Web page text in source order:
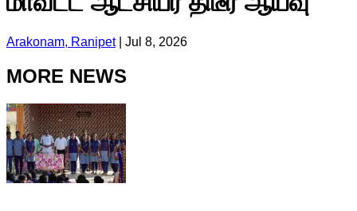
Arakonam, Ranipet| Jul 8, 2026
MORE NEWS